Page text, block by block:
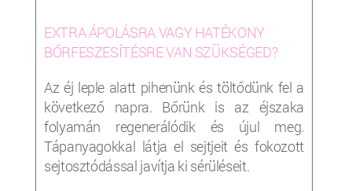
EXTRA ÁPOLÁSRA VAGY HATÉKONY
BŐRFESZESÍTÉSRE VAN SZÜKSÉGED?
Az éj leple alatt pihenünk és töltődünk fel a
következő napra. Bőrünk is az éjszaka
folyamán regenerálódik és újul meg.
Tápanyagokkal látja el sejtjeit és fokozott
sejtosztódással javítja ki sérüléseit.